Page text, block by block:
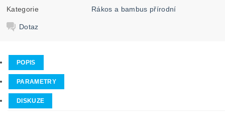
Kategorie Rákos a bambus přírodní
Dotaz
POPIS
PARAMETRY
DISKUZE